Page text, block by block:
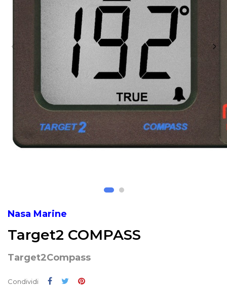
Nasa Marine
Target2 COMPASS
Target2Compass
Condividi Condividi
Twitta